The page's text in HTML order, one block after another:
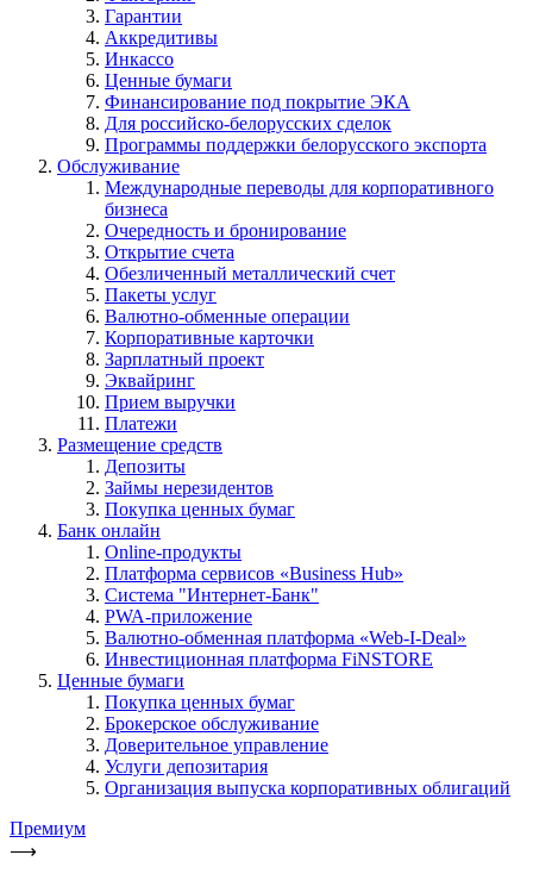
Гарантии
Аккредитивы
Инкассо
Ценные бумаги
Финансирование под покрытие ЭКА
Для российско-белорусских сделок
Программы поддержки белорусского экспорта
Обслуживание
Международные переводы для корпоративного
бизнеса
Очередность и бронирование
Открытие счета
Обезличенный металлический счет
Пакеты услуг
Валютно-обменные операции
Корпоративные карточки
Зарплатный проект
Эквайринг
Прием выручки
Платежи
Размещение средств
Депозиты
Займы нерезидентов
Покупка ценных бумаг
Банк онлайн
Online-продукты
Платформа сервисов «Business Hub»
Система "Интернет-Банк"
PWA-приложение
Валютно-обменная платформа «Web-I-Deal»
Инвестиционная платформа FiNSTORE
Ценные бумаги
Покупка ценных бумаг
Брокерское обслуживание
Доверительное управление
Услуги депозитария
Организация выпуска корпоративных облигаций
Премиум
⟶